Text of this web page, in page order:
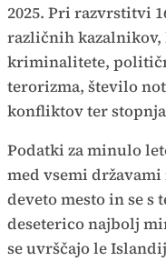
2025. Pri razvrstitvi
različnih
kriminalitete,
terorizma, število
konfliktov ter
Podatki za minulo
med vsemi
deveto mesto in se
deseterico najbolj
se uvrščajo le